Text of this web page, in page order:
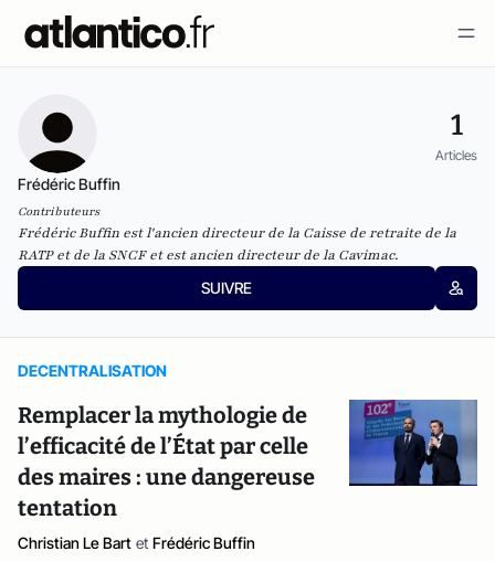
1
Articles
Frédéric Buffin
Contributeurs
Frédéric Buffin est l'ancien directeur de la Caisse de retraite de la
RATP et de la SNCF et est ancien directeur de la Cavimac.
SUIVRE
DECENTRALISATION
Remplacer la mythologie de
l’efficacité de l’État par celle
des maires : une dangereuse
tentation
Christian Le Bart et Frédéric Buffin